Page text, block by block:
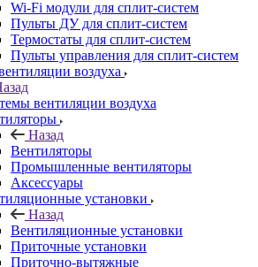
Wi-Fi модули для сплит-систем
Пульты ДУ для сплит-систем
Термостаты для сплит-систем
Пульты управления для сплит-систем
воздуха
вентиляции воздуха
Назад
Вентиляторы
Промышленные вентиляторы
Аксессуары
установки
Назад
Вентиляционные установки
Приточные установки
Приточно-вытяжные